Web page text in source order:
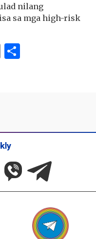
nilang
sa mga high-risk
Copy